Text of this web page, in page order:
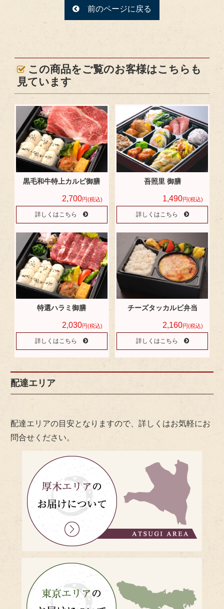
前のページに戻る
この商品をご覧のお客様はこちらも
見ています
黒毛和牛特上カルビ御膳
2,700円(税込)
詳しくはこちら
吾照里 御膳
1,490円(税込)
詳しくはこちら
特選ハラミ御膳
2,030円(税込)
詳しくはこちら
チーズタッカルビ弁当
2,160円(税込)
詳しくはこちら
配達エリア
配達エリアの目安となりますので、詳しくはお気軽にお
問合せください。